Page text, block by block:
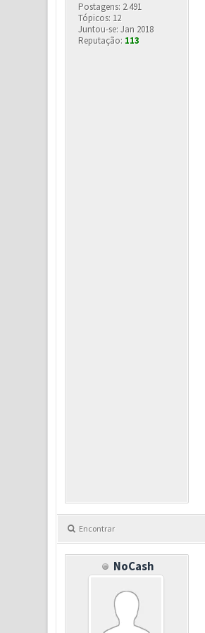
Postagens: 2.491
Tópicos: 12
Juntou-se: Jan 2018
Reputação: 113
Encontrar
NoCash